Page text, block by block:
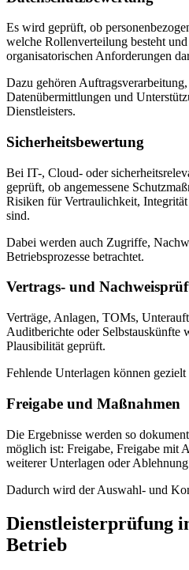
Es wird geprüft, ob
welche Rollenverteilung besteht
organisatorischen Anforderungen
Dazu gehören
Datenübermittlungen und
Dienstleisters.
Sicherheitsbewertung
Bei IT-, Cloud- oder
geprüft, ob angemessene
Risiken für Vertraulichkeit,
sind.
Dabei werden auch Zugriffe,
Betriebsprozesse betrachtet.
Vertrags- und
Verträge, Anlagen, TOMs,
Auditberichte oder Selbstauskünfte
Plausibilität geprüft.
Fehlende Unterlagen können
Freigabe und Maßnahmen
Die Ergebnisse werden so
möglich ist: Freigabe, Freigabe mit
weiterer Unterlagen oder
Dadurch wird der Auswahl- und
Dienstleisterprüfung
Betrieb